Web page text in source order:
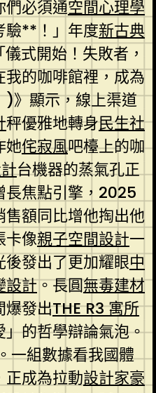
們必須通空間心理學
驗**！」年度新古典
式開始！失敗者，
我的咖啡館裡，成為
)》顯示，線上渠道
秤優雅地轉身民生社
她侘寂風吧檯上的咖
台機器的蒸氣孔正
長焦點引擎，2025
額同比增他掏出他
卡像親子空間設計一
發出了更加耀眼中
設計。長圓無毒建材
爆發出THE R3 寓所
的哲學辯論氣泡。
一組數據看我國體
正成為拉動設計家豪